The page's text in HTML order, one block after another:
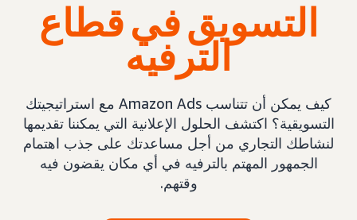
التسويق في قطاع
الترفيه
كيف يمكن أن تتناسب Amazon Ads مع استراتيجيتك
التسويقية؟ اكتشف الحلول الإعلانية التي يمكننا تقديمها
لنشاطك التجاري من أجل مساعدتك على جذب اهتمام
الجمهور المهتم بالترفيه في أي مكان يقضون فيه
وقتهم.